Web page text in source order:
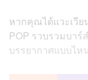
หากคุณได้แวะเวีย
POP รวบรวมบา
บรรยากาศแบบไห